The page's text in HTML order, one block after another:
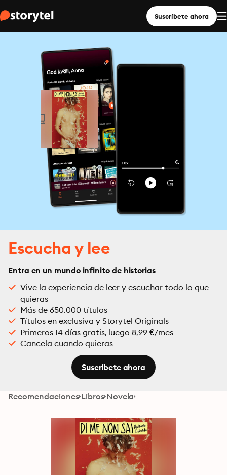
Suscríbete ahora
Escucha y lee
Entra en un mundo infinito de historias
Vive la experiencia de leer y escuchar todo lo que
quieras
Más de 650.000 títulos
Títulos en exclusiva y Storytel Originals
Primeros 14 días gratis, luego 8,99 €/mes
Cancela cuando quieras
Suscríbete ahora
Recomendaciones Libros Novela